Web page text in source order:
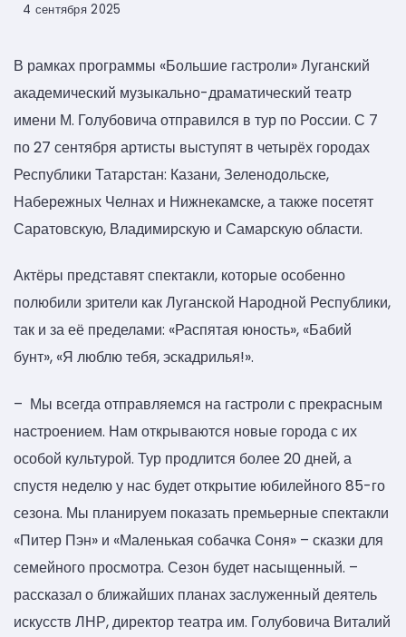
4 сентября 2025
В рамках программы «Большие гастроли» Луганский
академический музыкально-драматический театр
имени М. Голубовича отправился в тур по России. С 7
по 27 сентября артисты выступят в четырёх городах
Республики Татарстан: Казани, Зеленодольске,
Набережных Челнах и Нижнекамске, а также посетят
Саратовскую, Владимирскую и Самарскую области.
Актёры представят спектакли, которые особенно
полюбили зрители как Луганской Народной Республики,
так и за её пределами: «Распятая юность», «Бабий
бунт», «Я люблю тебя, эскадрилья!».
– Мы всегда отправляемся на гастроли с прекрасным
настроением. Нам открываются новые города с их
особой культурой. Тур продлится более 20 дней, а
спустя неделю у нас будет открытие юбилейного 85-го
сезона. Мы планируем показать премьерные спектакли
«Питер Пэн» и «Маленькая собачка Соня» – сказки для
семейного просмотра. Сезон будет насыщенный. –
рассказал о ближайших планах заслуженный деятель
искусств ЛНР, директор театра им. Голубовича Виталий